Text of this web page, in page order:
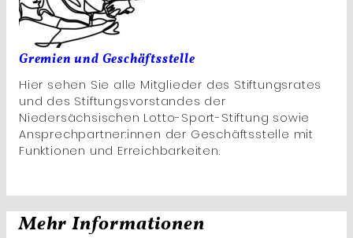
Gremien und Geschäftsstelle
Hier sehen Sie alle Mitglieder des Stiftungsrates
und des Stiftungsvorstandes der
Niedersächsischen Lotto-Sport-Stiftung sowie
Ansprechpartner:innen der Geschäftsstelle mit
Funktionen und Erreichbarkeiten.
Mehr Informationen